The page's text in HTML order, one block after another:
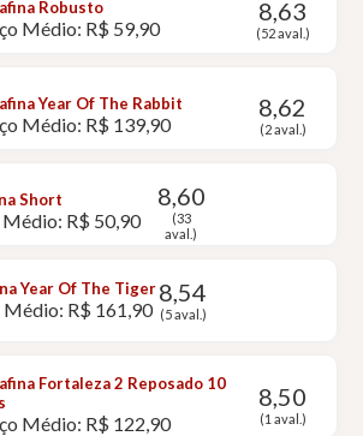
Robusto
Médio: R$ 59,90
8,63
(52 aval.)
Year Of The Rabbit
Médio: R$ 139,90
8,62
(2 aval.)
Short
Médio: R$ 50,90
8,60
(33
aval.)
Year Of The Tiger
Médio: R$ 161,90
8,54
(5 aval.)
Fortaleza 2 Reposado 10
Médio: R$ 122,90
8,50
(1 aval.)